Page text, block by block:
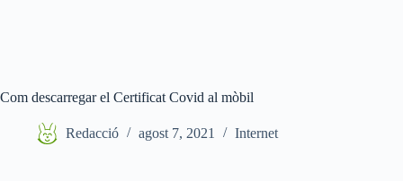
Com descarregar el Certificat Covid al mòbil
Redacció agost 7, 2021 Internet